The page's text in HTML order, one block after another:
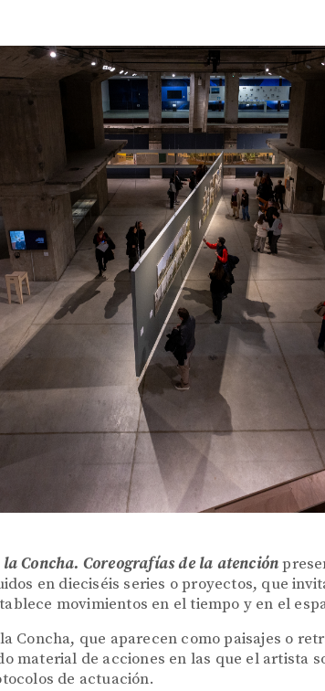
la Concha. Coreografías de la atención
en dieciséis series o proyectos, que
movimientos en el tiempo y en el
Concha, que aparecen como paisajes o
material de acciones en las que el artista
de actuación.